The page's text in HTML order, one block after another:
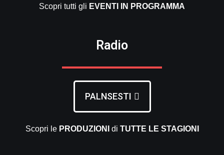
Scopri tutti gli EVENTI IN PROGRAMMA
Radio
PALNSESTI
Scopri le PRODUZIONI di TUTTE LE STAGIONI